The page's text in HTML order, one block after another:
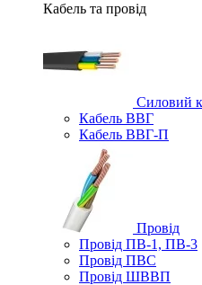
Кабель та провід
Силовий
Кабель ВВГ
Кабель ВВГ-П
Провід
Провід ПВ-1, ПВ-3
Провід ПВС
Провід ШВВП